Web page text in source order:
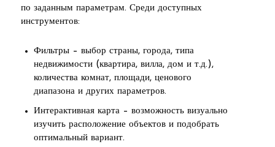
по заданным параметрам. Среди доступных
инструментов:
Фильтры – выбор страны, города, типа
недвижимости (квартира, вилла, дом и т.д.),
количества комнат, площади, ценового
диапазона и других параметров.
Интерактивная карта – возможность визуально
изучить расположение объектов и подобрать
оптимальный вариант.